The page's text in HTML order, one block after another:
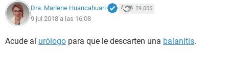
Dra. Marlene Huancahuari 29.005
9 jul 2018 a las 16:08
Acude al urólogo para que le descarten una balanitis.